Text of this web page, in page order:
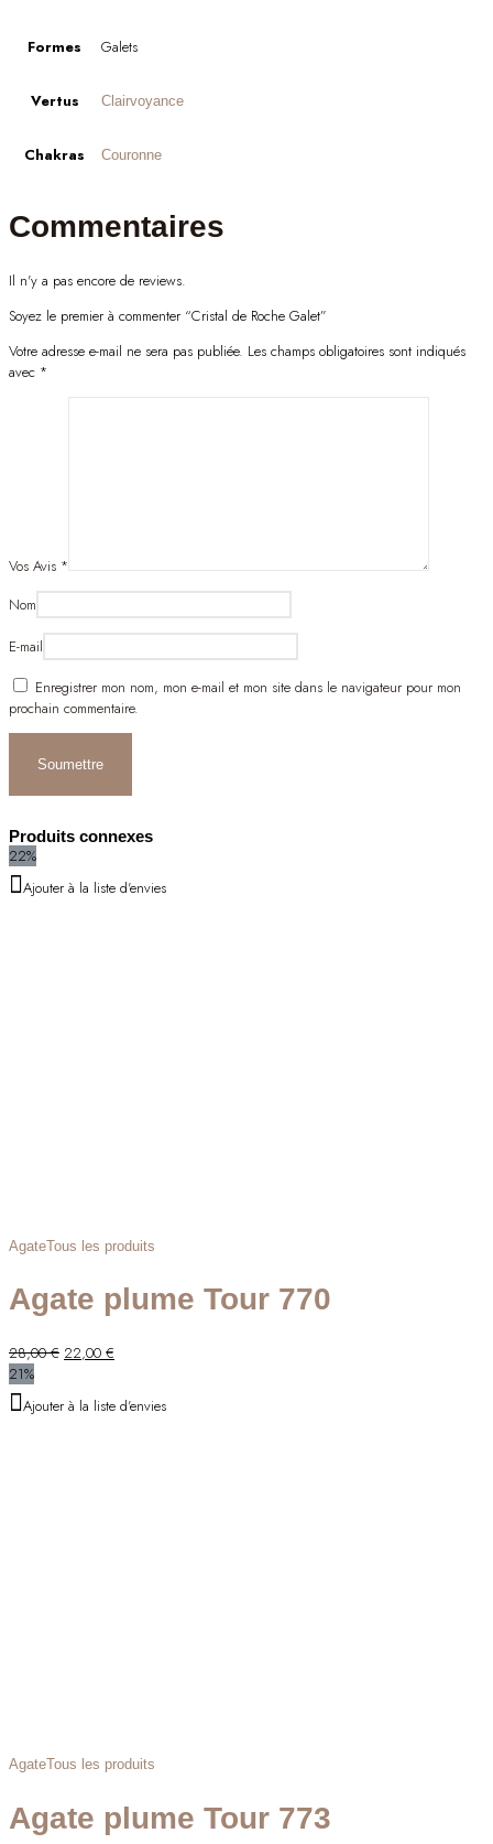
Formes Galets
Vertus Clairvoyance
Chakras Couronne
Commentaires
Il n'y a pas encore de reviews.
Soyez le premier à commenter “Cristal de Roche Galet”
Votre adresse e-mail ne sera pas publiée. Les champs obligatoires sont indiqués
avec *
Vos Avis *
Nom
E-mail
Enregistrer mon nom, mon e-mail et mon site dans le navigateur pour mon
prochain commentaire.
Produits connexes
22%
Ajouter à la liste d'envies
AgateTous les produits
Agate plume Tour 770
28,00€ Le
était :
22,00 €
est :
21%
Ajouter à la liste d'envies
AgateTous les produits
Agate plume Tour 773